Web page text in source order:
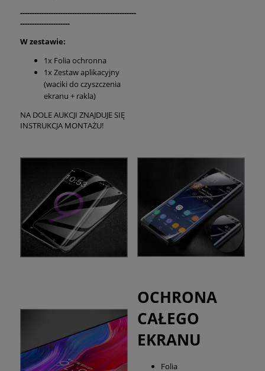
-------------------------------------------------
---------------------
W zestawie:
1x Folia ochronna
1x Zestaw aplikacyjny
(waciki do czyszczenia
ekranu + rakla)
NA DOLE AUKCJI ZNAJDUJE SIĘ
INSTRUKCJA MONTAŻU!
OCHRONA
CAŁEGO
EKRANU
Folia